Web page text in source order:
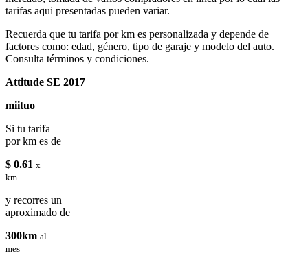
tarifas aqui presentadas pueden variar.
Recuerda que tu tarifa por km es personalizada y depende de
factores como: edad, género, tipo de garaje y modelo del auto.
Consulta términos y condiciones.
Attitude SE 2017
miituo
Si tu tarifa
por km es de
$ 0.61 x
km
y recorres un
aproximado de
300km al
mes